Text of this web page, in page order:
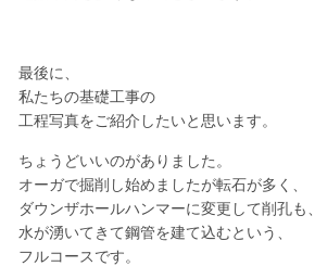
最後に、
私たちの基礎工事の
工程写真をご紹介したいと思います。
ちょうどいいのがありました。
オーガで掘削し始めましたが転石が多く、
ダウンザホールハンマーに変更して削孔も、
水が湧いてきて鋼管を建て込むという、
フルコースです。